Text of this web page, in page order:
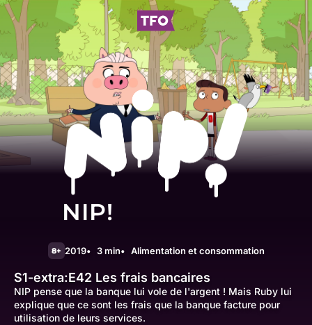
NIP!
8+ 2019 3 min Alimentation et consommation
S1-extra:E42 Les frais bancaires
NIP pense que la banque lui vole de l'argent ! Mais Ruby lui
explique que ce sont les frais que la banque facture pour
utilisation de leurs services.